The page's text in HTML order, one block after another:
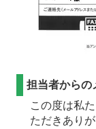
担当者からの
この度は私
ただきあり